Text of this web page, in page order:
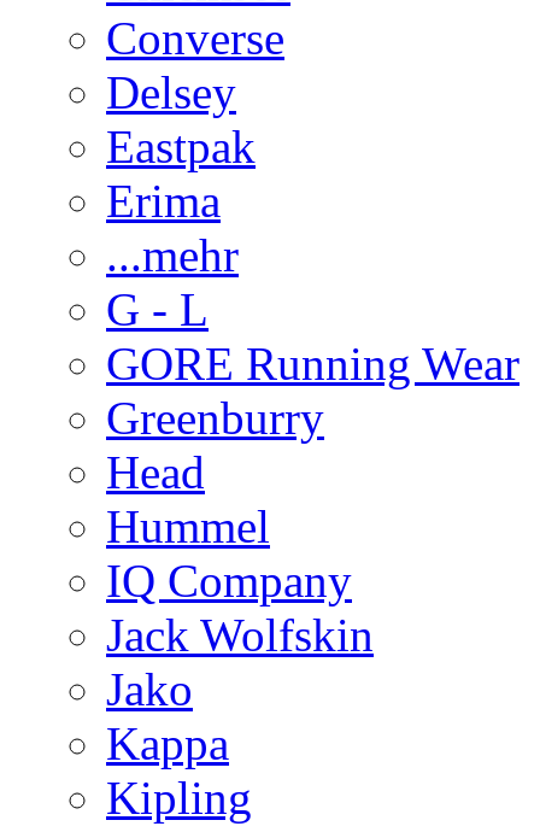
Converse
Delsey
Eastpak
Erima
...mehr
G - L
GORE Running Wear
Greenburry
Head
Hummel
IQ Company
Jack Wolfskin
Jako
Kappa
Kipling